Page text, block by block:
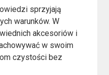
sprzyjają
warunków. W
akcesoriów i
w swoim
czystości bez